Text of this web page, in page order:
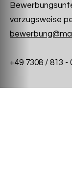
vorzugsweise
+49 7308 / 813 -